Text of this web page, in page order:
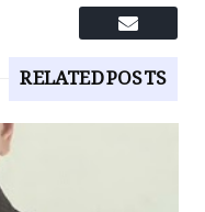
RELATED POSTS